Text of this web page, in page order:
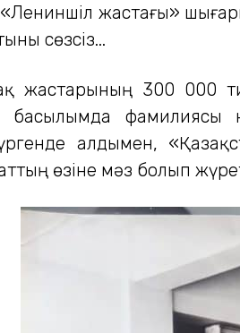
жастағы»
сөзсіз...
жастарының 300 000
фамилиясы
алдымен,
өзіне мәз болып